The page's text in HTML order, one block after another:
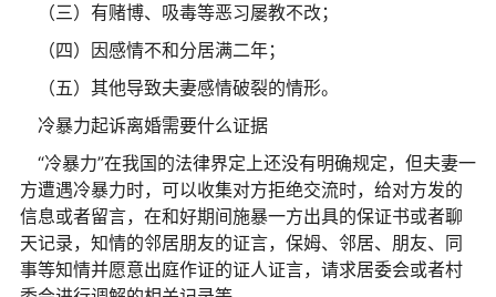
（三）有赌博、吸毒等恶习屡教不改；
（四）因感情不和分居满二年；
（五）其他导致夫妻感情破裂的情形。
冷暴力起诉离婚需要什么证据
“冷暴力”在我国的法律界定上还没有明确规定，但夫妻一
方遭遇冷暴力时，可以收集对方拒绝交流时，给对方发的
信息或者留言，在和好期间施暴一方出具的保证书或者聊
天记录，知情的邻居朋友的证言，保姆、邻居、朋友、同
事等知情并愿意出庭作证的证人证言，请求居委会或者村